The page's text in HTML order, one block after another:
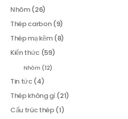
Nhôm(26)
Thép carbon(9)
Thép mạ kẽm(8)
Kiến thức (59)
Nhôm (12)
Tin tức(4)
Thép không gỉ(21)
Cấu trúc thép(1)